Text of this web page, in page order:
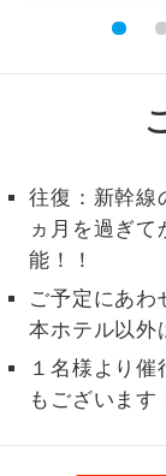
往復：新幹線
ヵ月を過ぎ
能！！
ご予定にあわ
本ホテル以外
１名様より
もございま
全食事付き
トラベルイヤ
ホン
2名様催行
加限定